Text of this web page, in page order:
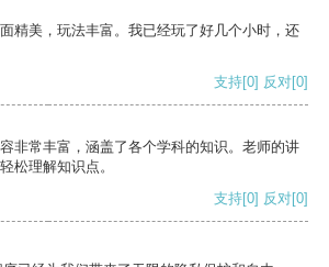
精美，玩法丰富。我已经玩了好几个小时，还
支持[0] 反对[0]
非常丰富，涵盖了各个学科的知识。老师的讲
松理解知识点。
支持[0] 反对[0]